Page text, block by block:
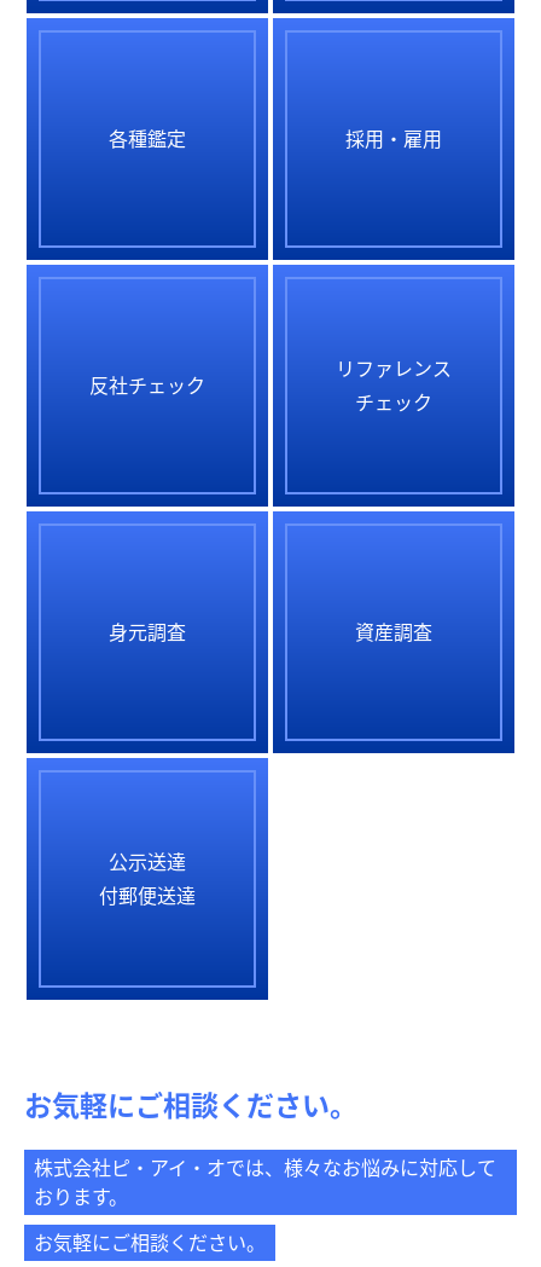
各種鑑定 採用・雇用
反社チェック
リファレンス
チェック
身元調査 資産調査
公示送達
付郵便送達
お気軽にご相談ください。
株式会社ピ・アイ・オでは、様々なお悩みに対応して
おります。
お気軽にご相談ください。